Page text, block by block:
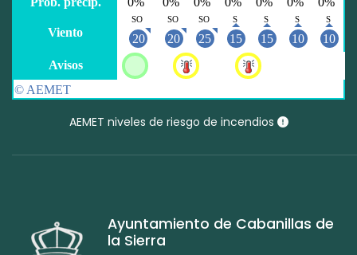
AEMET niveles de riesgo de incendios
Ayuntamiento de Cabanillas de
la Sierra